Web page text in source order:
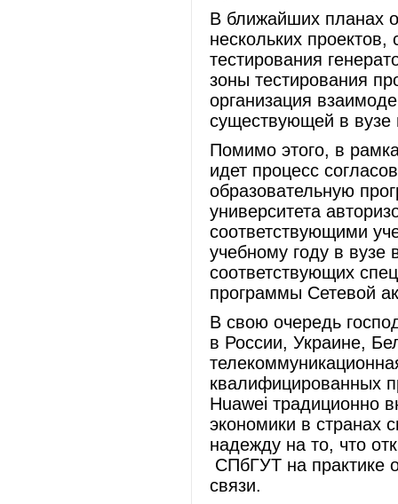
В ближайших планах
нескольких
тестирования
зоны тестирования
организация
существующей в вузе
Помимо этого, в
идет процесс
образовательную
университета
соответствующими
учебному году в вузе
соответствующих
программы
В свою очередь
в России, Украине,
квалифицированных
Huawei традиционно
экономики в странах
надежду на то, что
СПбГУТ на практике
связи.